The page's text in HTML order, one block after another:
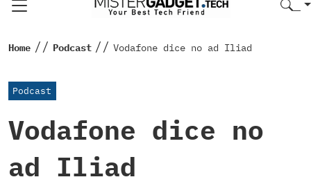
Home // Podcast // Vodafone dice no ad Iliad
Podcast
Vodafone dice no
ad Iliad